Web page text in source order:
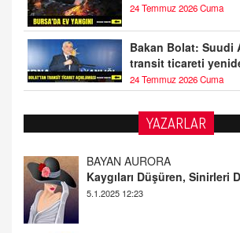
24 Temmuz 2026 Cuma
Bakan Bolat: Suudi
transit ticareti
24 Temmuz 2026 Cuma
YAZARLAR
DOKTOR CİVANIM
Mastürbasyon ve Tatmin:
13.11.2024 22:51